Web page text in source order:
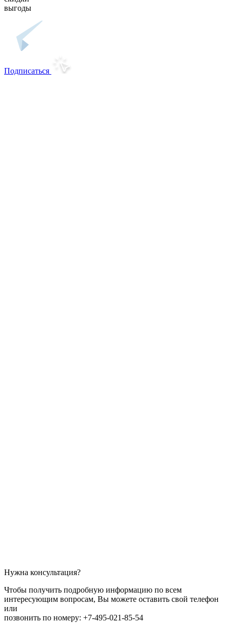
выгоды
Подписаться
Нужна консультация?
Чтобы получить подробную информацию по всем
интересующим вопросам, Вы можете оставить свой телефон
или
позвонить по номеру: +7-495-021-85-54